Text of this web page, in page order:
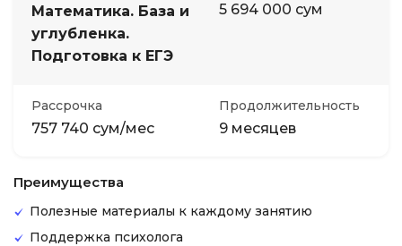
Математика. База и
углубленка.
Подготовка к ЕГЭ
5 694 000 сум
Рассрочка
757 740 сум/мес
Продолжительность
9 месяцев
Преимущества
Полезные материалы к каждому занятию
Поддержка психолога